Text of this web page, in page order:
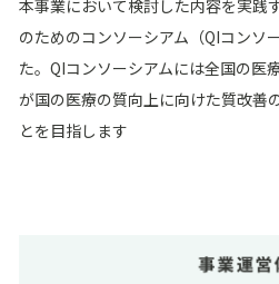
本事業において検討した内容を実践
のためのコンソーシアム（QIコンソ
た。QIコンソーシアムには全国の医
が国の医療の質向上に向けた質改善
とを目指します